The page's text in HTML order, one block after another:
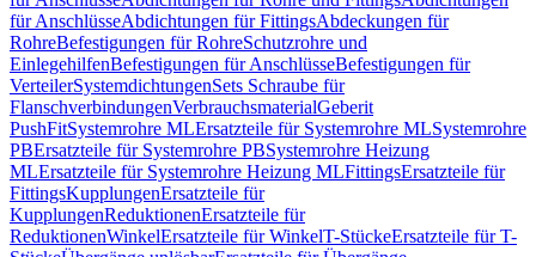
für AnschlüsseAbdichtungen für FittingsAbdeckungen für
RohreBefestigungen für RohreSchutzrohre und
EinlegehilfenBefestigungen für AnschlüsseBefestigungen für
VerteilerSystemdichtungenSets Schraube für
FlanschverbindungenVerbrauchsmaterialGeberit
PushFitSystemrohre MLErsatzteile für Systemrohre MLSystemrohre
PBErsatzteile für Systemrohre PBSystemrohre Heizung
MLErsatzteile für Systemrohre Heizung MLFittingsErsatzteile für
FittingsKupplungenErsatzteile für
KupplungenReduktionenErsatzteile für
ReduktionenWinkelErsatzteile für WinkelT-StückeErsatzteile für T-